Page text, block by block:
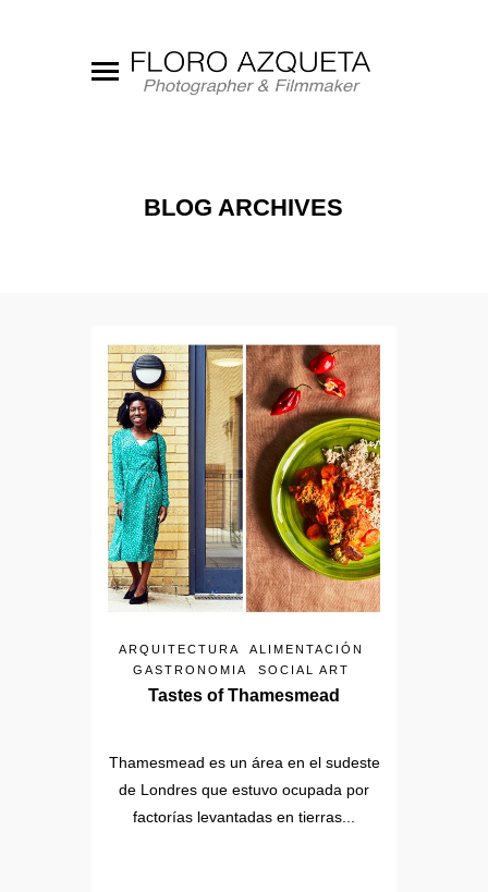
BLOG ARCHIVES
ARQUITECTURA
ALIMENTACIÓN
GASTRONOMIA
SOCIAL ART
Tastes of Thamesmead
Thamesmead es un área en el sudeste
de Londres que estuvo ocupada por
factorías levantadas en tierras...